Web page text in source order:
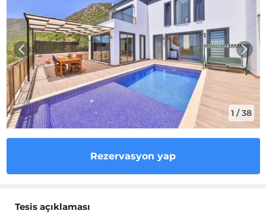
1 /38
Rezervasyon yap
Tesis açıklaması